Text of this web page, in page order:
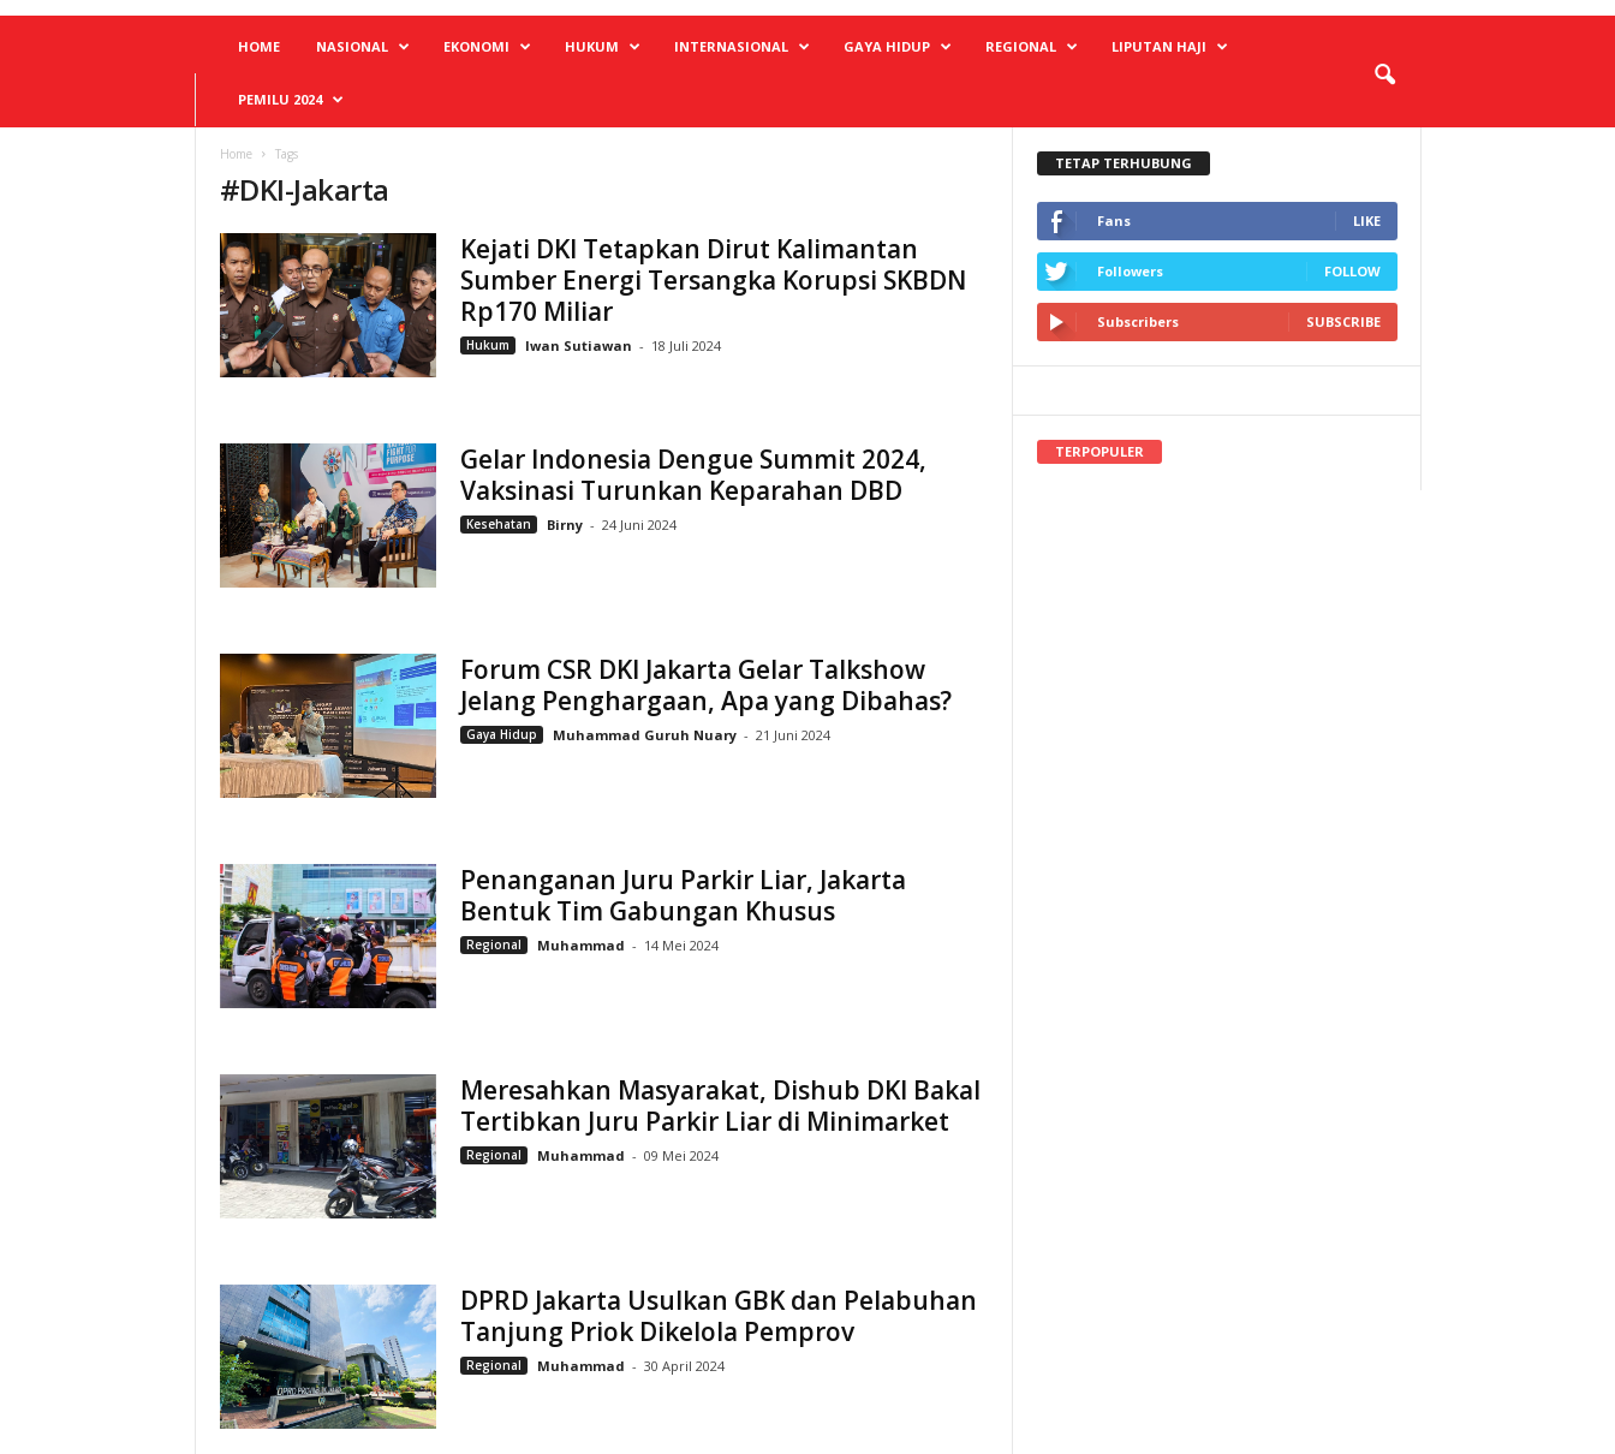
HOME NASIONAL EKONOMI HUKUM INTERNASIONAL GAYA HIDUP REGIONAL LIPUTAN HAJI
PEMILU 2024
Home Tags
#DKI-Jakarta
Kejati DKI Tetapkan Dirut Kalimantan
Sumber Energi Tersangka Korupsi SKBDN
Rp170 Miliar
Hukum Iwan Sutiawan - 18 Juli 2024
Gelar Indonesia Dengue Summit 2024,
Vaksinasi Turunkan Keparahan DBD
Kesehatan Birny - 24 Juni 2024
Forum CSR DKI Jakarta Gelar Talkshow
Jelang Penghargaan, Apa yang Dibahas?
Gaya Hidup Muhammad Guruh Nuary - 21 Juni 2024
Penanganan Juru Parkir Liar, Jakarta
Bentuk Tim Gabungan Khusus
Regional Muhammad - 14 Mei 2024
Meresahkan Masyarakat, Dishub DKI Bakal
Tertibkan Juru Parkir Liar di Minimarket
Regional Muhammad - 09 Mei 2024
DPRD Jakarta Usulkan GBK dan Pelabuhan
Tanjung Priok Dikelola Pemprov
Regional Muhammad - 30 April 2024
TETAP TERHUBUNG
Fans LIKE
Followers FOLLOW
Subscribers SUBSCRIBE
TERPOPULER